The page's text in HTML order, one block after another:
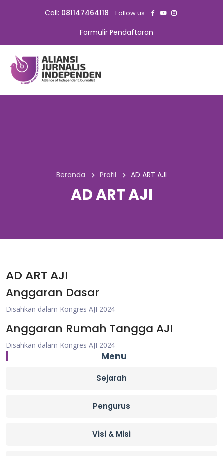
Call: 081147464118 Follow us:
Formulir Pendaftaran
Beranda Profil AD ART AJI
AD ART AJI
AD ART AJI
Anggaran Dasar
Disahkan dalam Kongres AJI 2024
Anggaran Rumah Tangga AJI
Disahkan dalam Kongres AJI 2024
Menu
Sejarah
Pengurus
Visi & Misi